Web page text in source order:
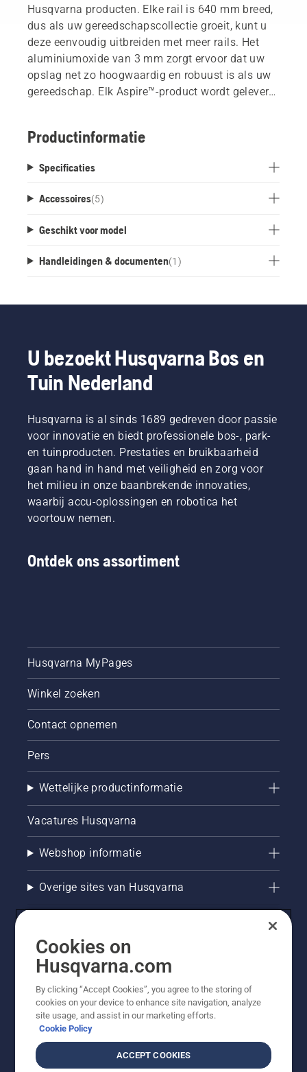
Husqvarna producten. Elke rail is 640 mm breed,
dus als uw gereedschapscollectie groeit, kunt u
deze eenvoudig uitbreiden met meer rails. Het
aluminiumoxide van 3 mm zorgt ervoor dat uw
opslag net zo hoogwaardig en robuust is als uw
gereedschap. Elk Aspire™-product wordt geleverd
Storage Hook-set voor al uw tuingereedschap,
Schroeven, plastic pluggen en eindkappen
afgewerkt uiterlijk te monteren.
Productinformatie
Specificaties
Accessoires(5)
Geschikt voor model
Handleidingen & documenten(1 )
U bezoekt Husqvarna Bos en
Tuin Nederland
Husqvarna is al sinds 1689 gedreven door passie
voor innovatie en biedt professionele bos-, park-
en tuinproducten. Prestaties en bruikbaarheid
gaan hand in hand met veiligheid en zorg voor
het milieu in onze baanbrekende innovaties,
waarbij accu-oplossingen en robotica het
voortouw nemen.
Ontdek ons assortiment
Husqvarna MyPages
Winkel zoeken
Contact opnemen
Pers
Wettelijke productinformatie
Vacatures Husqvarna
Webshop informatie
Overige sites van Husqvarna
© Husqvarna AB (publ). Alle rechten voorbehouden. De
getoonde prijzen zijn consumentenadviesprijzen. Alle
vermelde prijzen zijn adviesverkoopprijzen (incl. BTW),
Cookies on
Husqvarna.com
By clicking “Accept Cookies”, you agree to the storing of
cookies on your device to enhance site navigation, analyze
site usage, and assist in our marketing efforts.
Cookie Policy
ACCEPT COOKIES